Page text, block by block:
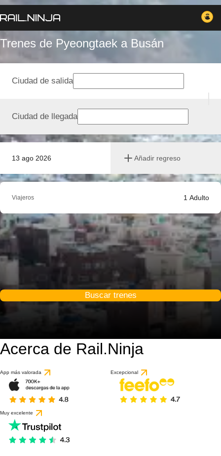
Trenes de Pyeongtaek a Busán
13 ago 2026 Añadir regreso
Ciudad de salida
Ciudad de llegada
Viajeros 1 Adulto
Buscar trenes
Acerca de Rail.Ninja
App más valorada Excepcional
Muy excelente